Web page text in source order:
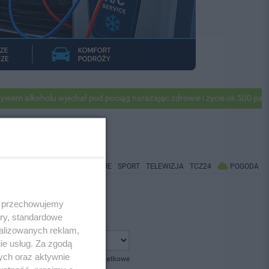
alkoholu wjechał pod pociąg narażając zdrowie i życie ok 500
CO BĘDZIE SPORT TELEWIZJA TCZ24 POGODA
pokaż opcje dodatkowe
standardowe
reklam,
usług. Za zgodą
oraz aktywnie